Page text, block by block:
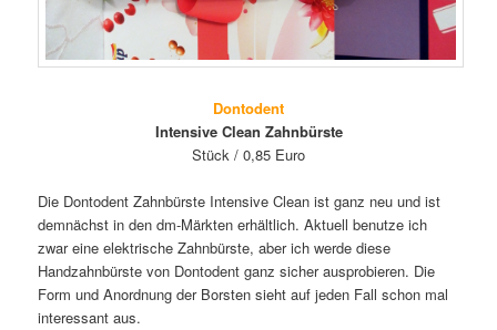
Dontodent
Intensive Clean Zahnbürste
Stück / 0,85 Euro
Die Dontodent Zahnbürste Intensive Clean ist ganz neu und ist
demnächst in den dm-Märkten erhältlich. Aktuell benutze ich
zwar eine elektrische Zahnbürste, aber ich werde diese
Handzahnbürste von Dontodent ganz sicher ausprobieren. Die
Form und Anordnung der Borsten sieht auf jeden Fall schon mal
interessant aus.